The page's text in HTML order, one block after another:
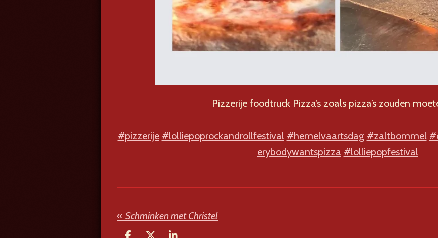
Pizzerije foodtruck Pizza’s zoals pizza’s zouden
#pizzerije #lolliepoprockandrollfestival #hemelvaartsdag #zaltbommel
erybodywantspizza #lolliepopfestival
« Schminken met Christel